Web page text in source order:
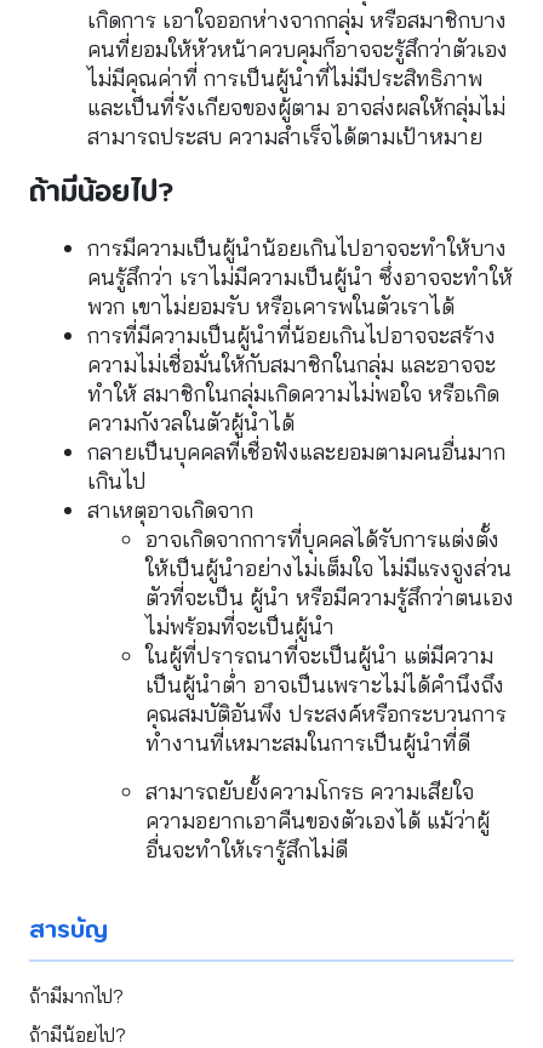
เกิดการ เอาใจออกห่างจากกลุ่ม หรือสมาชิกบาง
คนที่ยอมให้หัวหน้าควบคุมก็อาจจะรู้สึกว่าตัวเอง
ไม่มีคุณค่าที่ การเป็นผู้นำที่ไม่มีประสิทธิภาพ
และเป็นที่รังเกียจของผู้ตาม อาจส่งผลให้กลุ่มไม่
สามารถประสบ ความสำเร็จได้ตามเป้าหมาย
ถ้ามีน้อยไป?
การมีความเป็นผู้นำน้อยเกินไปอาจจะทำให้บาง
คนรู้สึกว่า เราไม่มีความเป็นผู้นำ ซึ่งอาจจะทำให้
พวก เขาไม่ยอมรับ หรือเคารพในตัวเราได้
การที่มีความเป็นผู้นำที่น้อยเกินไปอาจจะสร้าง
ความไม่เชื่อมั่นให้กับสมาชิกในกลุ่ม และอาจจะ
ทำให้ สมาชิกในกลุ่มเกิดความไม่พอใจ หรือเกิด
ความกังวลในตัวผู้นำได้
กลายเป็นบุคคลที่เชื่อฟังและยอมตามคนอื่นมาก
เกินไป
สาเหตุอาจเกิดจาก
อาจเกิดจากการที่บุคคลได้รับการแต่งตั้ง
ให้เป็นผู้นำอย่างไม่เต็มใจ ไม่มีแรงจูงส่วน
ตัวที่จะเป็น ผู้นำ หรือมีความรู้สึกว่าตนเอง
ไม่พร้อมที่จะเป็นผู้นำ
ในผู้ที่ปรารถนาที่จะเป็นผู้นำ แต่มีความ
เป็นผู้นำต่ำ อาจเป็นเพราะไม่ได้คำนึงถึง
คุณสมบัติอันพึง ประสงค์หรือกระบวนการ
ทำงานที่เหมาะสมในการเป็นผู้นำที่ดี
สามารถยับยั้งความโกรธ ความเสียใจ
ความอยากเอาคืนของตัวเองได้ แม้ว่าผู้
อื่นจะทำให้เรารู้สึกไม่ดี
สารบัญ
ถ้ามีมากไป?
ถ้ามีน้อยไป?